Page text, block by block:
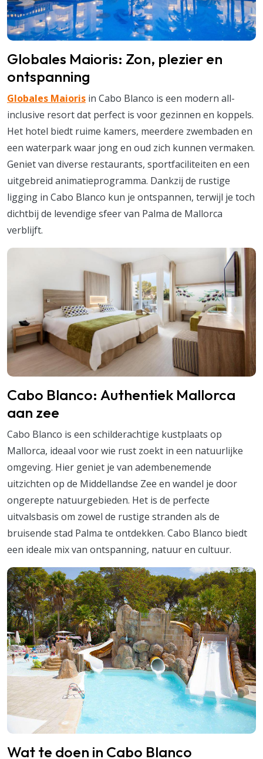
Globales Maioris: Zon, plezier en
ontspanning
Globales Maioris in Cabo Blanco is een modern all-
inclusive resort dat perfect is voor gezinnen en koppels.
Het hotel biedt ruime kamers, meerdere zwembaden en
een waterpark waar jong en oud zich kunnen vermaken.
Geniet van diverse restaurants, sportfaciliteiten en een
uitgebreid animatieprogramma. Dankzij de rustige
ligging in Cabo Blanco kun je ontspannen, terwijl je toch
dichtbij de levendige sfeer van Palma de Mallorca
verblijft.
Cabo Blanco: Authentiek Mallorca
aan zee
Cabo Blanco is een schilderachtige kustplaats op
Mallorca, ideaal voor wie rust zoekt in een natuurlijke
omgeving. Hier geniet je van adembenemende
uitzichten op de Middellandse Zee en wandel je door
ongerepte natuurgebieden. Het is de perfecte
uitvalsbasis om zowel de rustige stranden als de
bruisende stad Palma te ontdekken. Cabo Blanco biedt
een ideale mix van ontspanning, natuur en cultuur.
Wat te doen in Cabo Blanco